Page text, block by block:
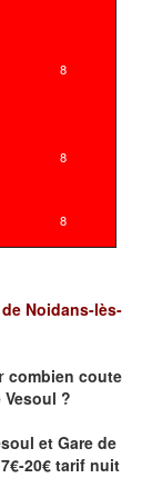
8
8
8
Noidans-lès-
combien coute
?
et Gare de
20€ tarif nuit